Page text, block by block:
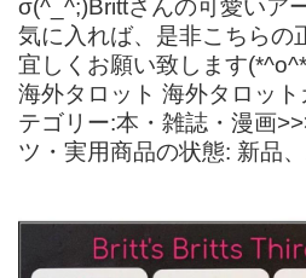
σ(^_^;)Brittさんの可愛いア
気に入れば、是非こちらの
宜しくお願い致します
海外タロット 海外タロッ
テゴリー:本・雑誌・漫画
ツ・実用商品の状態: 新品